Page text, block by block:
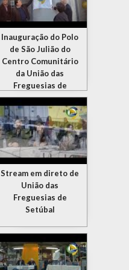
Inauguração do Polo
de São Julião do
Centro Comunitário
da União das
Freguesias de
Setúbal
Stream em direto de
União das
Freguesias de
Setúbal